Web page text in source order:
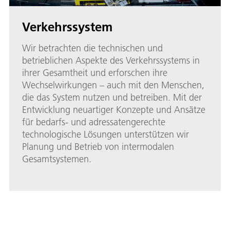
Verkehrssystem
Wir betrachten die technischen und
betrieblichen Aspekte des Verkehrssystems in
ihrer Gesamtheit und erforschen ihre
Wechselwirkungen – auch mit den Menschen,
die das System nutzen und betreiben. Mit der
Entwicklung neuartiger Konzepte und Ansätze
für bedarfs- und adressatengerechte
technologische Lösungen unterstützen wir
Planung und Betrieb von intermodalen
Gesamtsystemen.